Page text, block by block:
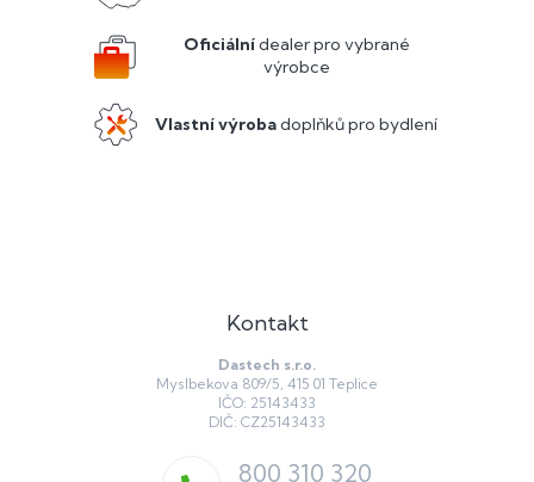
Oficiálnídealer pro vybrané
výrobce
Vlastní výrobadoplňků pro bydlení
Kontakt
Dastech s.r.o.
Myslbekova 809/5, 415 01 Teplice
IČO: 25143433
DIČ: CZ25143433
800 310 320